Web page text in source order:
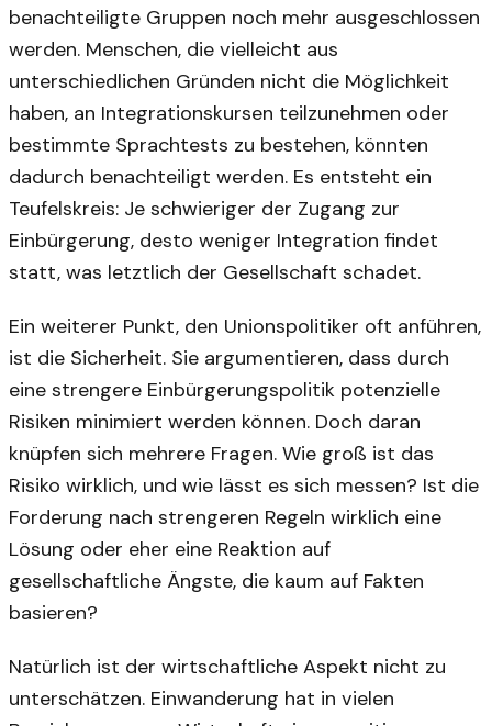
benachteiligte Gruppen noch mehr ausgeschlossen
werden. Menschen, die vielleicht aus
unterschiedlichen Gründen nicht die Möglichkeit
haben, an Integrationskursen teilzunehmen oder
bestimmte Sprachtests zu bestehen, könnten
dadurch benachteiligt werden. Es entsteht ein
Teufelskreis: Je schwieriger der Zugang zur
Einbürgerung, desto weniger Integration findet
statt, was letztlich der Gesellschaft schadet.
Ein weiterer Punkt, den Unionspolitiker oft anführen,
ist die Sicherheit. Sie argumentieren, dass durch
eine strengere Einbürgerungspolitik potenzielle
Risiken minimiert werden können. Doch daran
knüpfen sich mehrere Fragen. Wie groß ist das
Risiko wirklich, und wie lässt es sich messen? Ist die
Forderung nach strengeren Regeln wirklich eine
Lösung oder eher eine Reaktion auf
gesellschaftliche Ängste, die kaum auf Fakten
basieren?
Natürlich ist der wirtschaftliche Aspekt nicht zu
unterschätzen. Einwanderung hat in vielen